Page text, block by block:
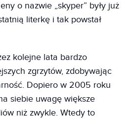
o nazwie „skyper” były już
literkę i tak powstał
kolejne lata bardzo
zgrzytów, zdobywając
Dopiero w 2005 roku
siebie uwagę większe
niż zwykle. Wtedy to